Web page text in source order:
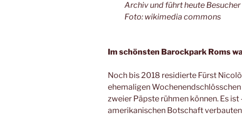
Archiv und führt heute
Foto: wikimedia commons
Im schönsten Barockpark Roms
Noch bis 2018 residierte Fürst
ehemaligen
zweier Päpste rühmen können. Es
amerikanischen Botschaft verbauten